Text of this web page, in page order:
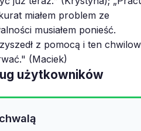
miałem problem ze
musiałem ponieść.
z pomocą i ten
(Maciek)
użytkowników